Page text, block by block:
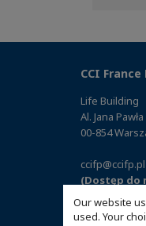
Our website
used. Your
CCI France
Life Building
Al. Jana
00-854
ccifp@ccifp.pl
(Dostęp do